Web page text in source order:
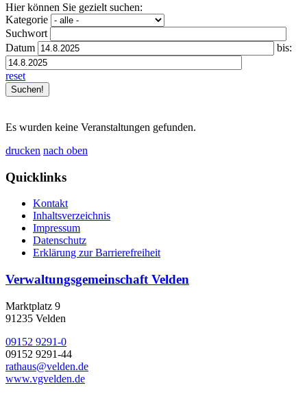
Hier können Sie gezielt suchen:
Kategorie
Suchwort
Datum
bis:
reset
Es wurden keine Veranstaltungen gefunden.
drucken nach oben
Quicklinks
Kontakt
Inhaltsverzeichnis
Impressum
Datenschutz
Erklärung zur Barrierefreiheit
Verwaltungsgemeinschaft Velden
Marktplatz 9
91235 Velden
09152 9291-0
09152 9291-44
rathaus@velden.de
www.vgvelden.de